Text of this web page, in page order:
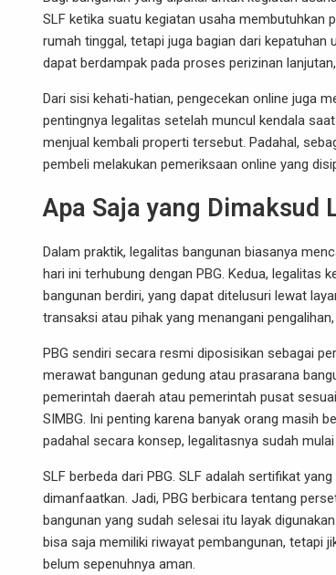
SLF ketika suatu kegiatan usaha membutuhkan
rumah tinggal, tetapi juga bagian dari kepatuhan
dapat berdampak pada proses perizinan
Dari sisi kehati-hatian, pengecekan online juga
pentingnya legalitas setelah muncul kendala
menjual kembali properti tersebut. Padahal,
pembeli melakukan pemeriksaan online yang
Apa Saja yang Dimaksud
Dalam praktik, legalitas bangunan biasanya
hari ini terhubung dengan PBG. Kedua, legalitas
bangunan berdiri, yang dapat ditelusuri lewat
transaksi atau pihak yang menangani
PBG sendiri secara resmi diposisikan sebagai
merawat bangunan gedung atau prasarana
pemerintah daerah atau pemerintah pusat
SIMBG. Ini penting karena banyak orang masih
padahal secara konsep, legalitasnya sudah
SLF berbeda dari PBG. SLF adalah sertifikat
dimanfaatkan. Jadi, PBG berbicara tentang
bangunan yang sudah selesai itu layak
bisa saja memiliki riwayat pembangunan, tetapi
belum sepenuhnya aman.